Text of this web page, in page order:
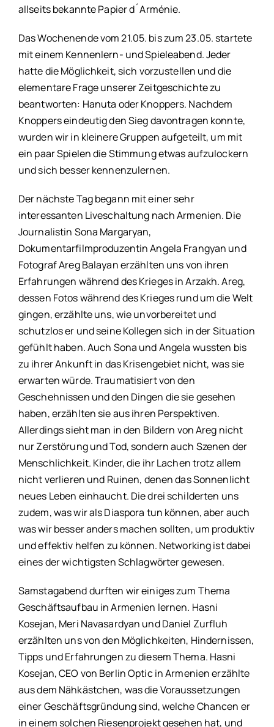
allseits bekannte Papier d´Arménie.
Das Wochenende vom 21.05. bis zum 23.05. startete
mit einem Kennenlern- und Spieleabend. Jeder
hatte die Möglichkeit, sich vorzustellen und die
elementare Frage unserer Zeitgeschichte zu
beantworten: Hanuta oder Knoppers. Nachdem
Knoppers eindeutig den Sieg davontragen konnte,
wurden wir in kleinere Gruppen aufgeteilt, um mit
ein paar Spielen die Stimmung etwas aufzulockern
und sich besser kennenzulernen.
Der nächste Tag begann mit einer sehr
interessanten Liveschaltung nach Armenien. Die
Journalistin Sona Margaryan,
Dokumentarfilmproduzentin Angela Frangyan und
Fotograf Areg Balayan erzählten uns von ihren
Erfahrungen während des Krieges in Arzakh. Areg,
dessen Fotos während des Krieges rund um die Welt
gingen, erzählte uns, wie unvorbereitet und
schutzlos er und seine Kollegen sich in der Situation
gefühlt haben. Auch Sona und Angela wussten bis
zu ihrer Ankunft in das Krisengebiet nicht, was sie
erwarten würde. Traumatisiert von den
Geschehnissen und den Dingen die sie gesehen
haben, erzählten sie aus ihren Perspektiven.
Allerdings sieht man in den Bildern von Areg nicht
nur Zerstörung und Tod, sondern auch Szenen der
Menschlichkeit. Kinder, die ihr Lachen trotz allem
nicht verlieren und Ruinen, denen das Sonnenlicht
neues Leben einhaucht. Die drei schilderten uns
zudem, was wir als Diaspora tun können, aber auch
was wir besser anders machen sollten, um produktiv
und effektiv helfen zu können. Networking ist dabei
eines der wichtigsten Schlagwörter gewesen.
Samstagabend durften wir einiges zum Thema
Geschäftsaufbau in Armenien lernen. Hasni
Kosejan, Meri Navasardyan und Daniel Zurfluh
erzählten uns von den Möglichkeiten, Hindernissen,
Tipps und Erfahrungen zu diesem Thema. Hasni
Kosejan, CEO von Berlin Optic in Armenien erzählte
aus dem Nähkästchen, was die Voraussetzungen
einer Geschäftsgründung sind, welche Chancen er
in einem solchen Riesenprojekt gesehen hat, und